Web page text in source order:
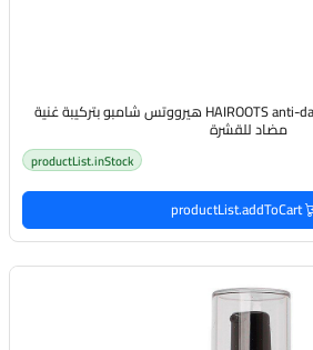
HAIROOTS anti-dandruff SHAMPOO 100ML هيرووتس شامبو بتركيبة غنية
مضاد للقشرة
productList.inStock
productList.addToCart